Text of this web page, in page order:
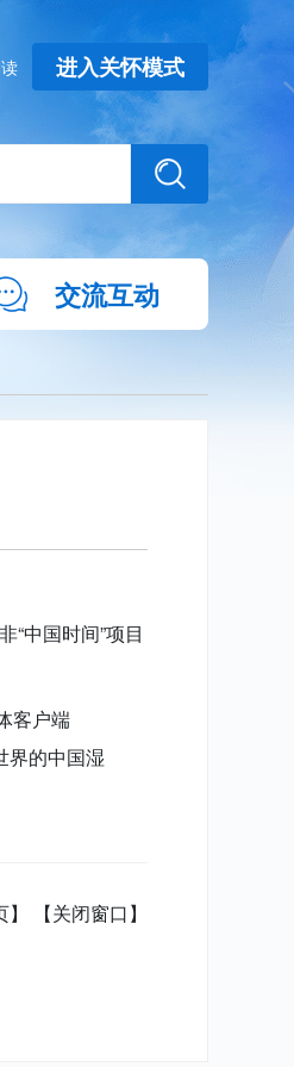
进入关怀模式
交流互动
中国时间”项目
客户端
界的中国湿
【关闭窗口】